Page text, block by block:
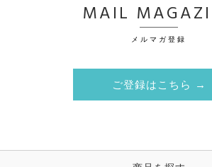
MAIL
メルマガ登録
ご登録はこちら →